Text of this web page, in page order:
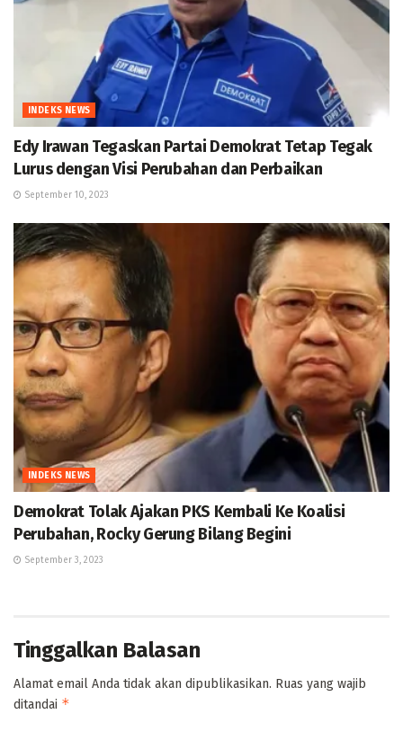
INDEKS NEWS
Edy Irawan Tegaskan Partai Demokrat Tetap Tegak
Lurus dengan Visi Perubahan dan Perbaikan
September 10, 2023
INDEKS NEWS
Demokrat Tolak Ajakan PKS Kembali Ke Koalisi
Perubahan, Rocky Gerung Bilang Begini
September 3, 2023
Tinggalkan Balasan
Alamat email Anda tidak akan dipublikasikan. Ruas yang wajib
ditandai *